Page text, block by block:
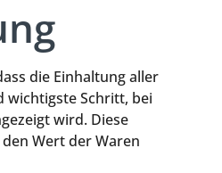
die Einhaltung aller
wichtigste Schritt, bei
wird. Diese
Wert der Waren